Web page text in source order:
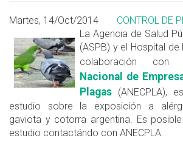
Martes, 14/Oct/2014
CONTROL DE
La Agencia de Salud
(ASPB) y el Hospital de
colaboración
Nacional de
Plagas (ANECPLA),
estudio sobre la exposición a
gaviota y cotorra argentina. Es
estudio contactándo con ANECPLA.